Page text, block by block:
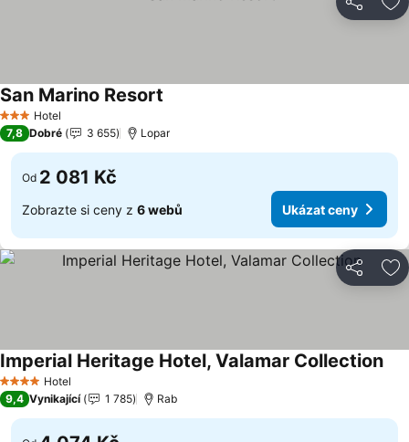
Sdílet
3 Počet hvězdiček
Hotel
San Marino Resort
7,8 Dobré 3 655 Lopar
Od 2 081 Kč
Zobrazte si ceny z 6 webů Ukázat ceny
Sdílet
4 Počet hvězdiček
Hotel
Imperial Heritage Hotel, Valamar Collection
9,4 Vynikající 1 785 Rab